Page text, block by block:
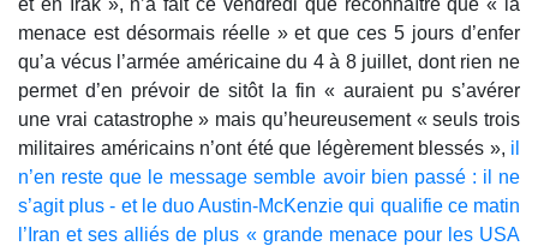
et en Irak », n’a fait ce vendredi que reconnaître que « la
menace est désormais réelle » et que ces 5 jours d’enfer
qu’a vécus l’armée américaine du 4 à 8 juillet, dont rien ne
permet d’en prévoir de sitôt la fin « auraient pu s’avérer
une vrai catastrophe » mais qu’heureusement « seuls trois
militaires américains n’ont été que légèrement blessés », il
n’en reste que le message semble avoir bien passé : il ne
s’agit plus - et le duo Austin-McKenzie qui qualifie ce matin
l’Iran et ses alliés de plus « grande menace pour les USA